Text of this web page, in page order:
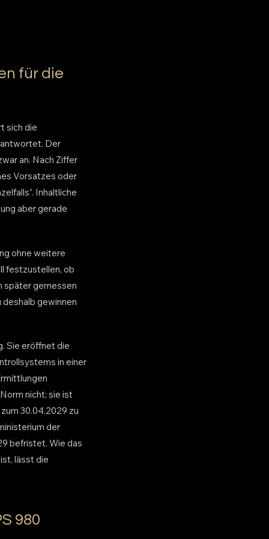
für die
sich die
Der
an. Nach Ziffer
Vorsatzes oder
Inhaltliche
aber gerade
ohne weitere
festzustellen, ob
später gemessen
gewinnen
Sie eröffnet die
in einer
nicht; sie ist
30.04.2029 zu
der
befristet. Wie das
lässt die
980